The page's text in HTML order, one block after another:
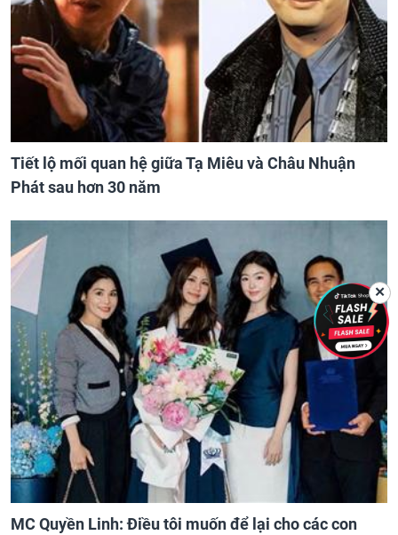
Tiết lộ mối quan hệ giữa Tạ Miêu và Châu Nhuận
Phát sau hơn 30 năm
MC Quyền Linh: Điều tôi muốn để lại cho các con
✕